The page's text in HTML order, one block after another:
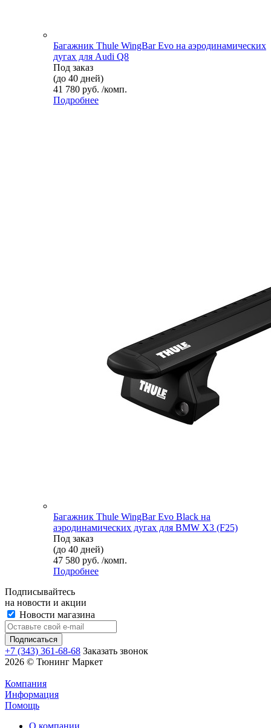
Багажник Thule WingBar Evo на аэродинамических
дугах для Audi Q8
Под заказ
(до 40 дней)
41 780 руб. /комп.
Подробнее
Багажник Thule WingBar Evo Black на
аэродинамических дугах для BMW X3 (F25)
Под заказ
(до 40 дней)
47 580 руб. /комп.
Подробнее
Подписывайтесь
на новости и акции
Новости магазина
+7 (343) 361-68-68 Заказать звонок
2026 © Тюнинг Маркет
Компания
Информация
Помощь
О компании